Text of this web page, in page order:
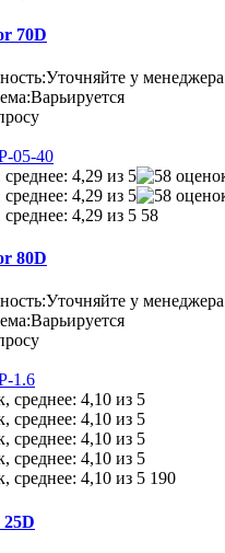
70D
Уточняйте у менеджера
Варьируется
58
80D
Уточняйте у менеджера
Варьируется
190